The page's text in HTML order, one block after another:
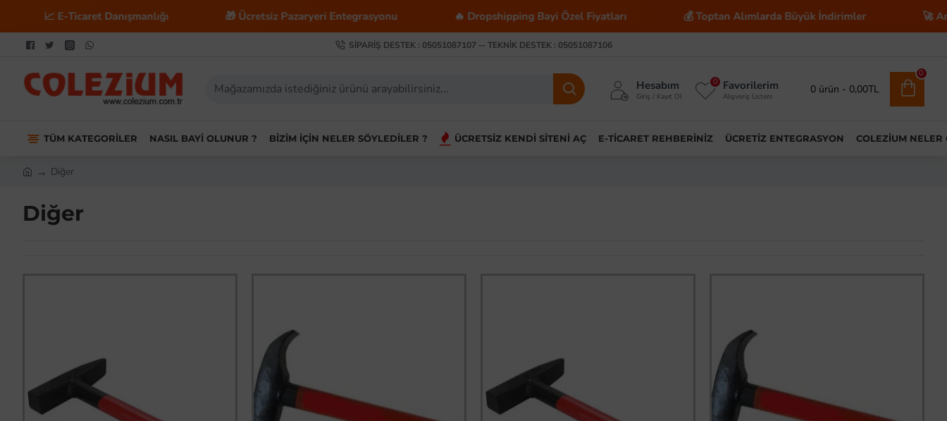
📈 E-Ticaret Danışmanlığı 🎁 Ücretsiz Pazaryeri Entegrasyonu 🔥 Dropshipping Bayi Özel Fiyatları 💰 Toptan Alımlarda Büyük İndirimler 🚀 Anahtar
SIPARIŞ DESTEK : 05051087107 -- TEKNIK DESTEK : 05051087106
Hesabım
Giriş / Kayıt Ol
Favorilerim
Alışveriş Listem
0
0 ürün - 0,00TL
0
TÜM KATEGORILER NASIL BAYI OLUNUR ? BIZIM İÇIN NELER SÖYLEDILER ? ÜCRETSIZ KENDI SITENI AÇ E-TICARET REHBERINIZ ÜCRETIZ ENTEGRASYON COLEZIUM NELER
Diğer
Diğer